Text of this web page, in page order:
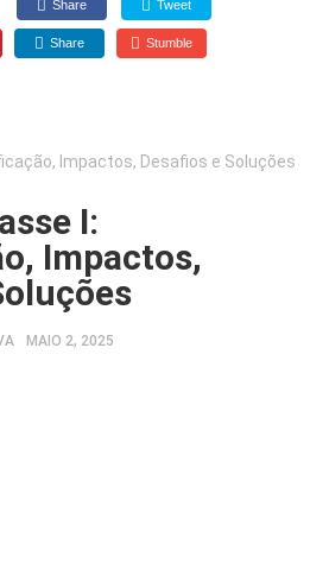
Share Tweet
Share Stumble
Impactos, Desafios e Soluções
I:
Impactos,
MAIO 2, 2025